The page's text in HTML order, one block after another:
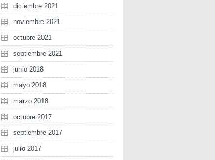
diciembre 2021
noviembre 2021
octubre 2021
septiembre 2021
junio 2018
mayo 2018
marzo 2018
octubre 2017
septiembre 2017
julio 2017